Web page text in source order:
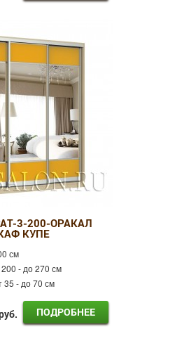
3-200-ОРАКАЛ
КУПЕ
см
200 - до 270 см
35 - до 70 см
ПОДРОБНЕЕ